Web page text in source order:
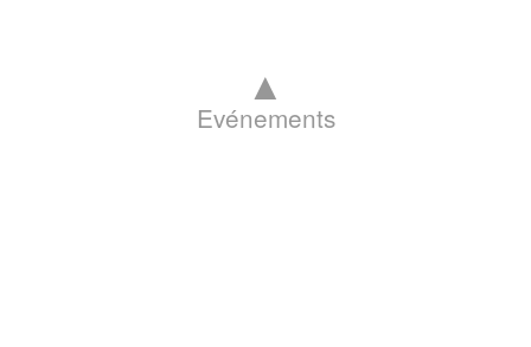
▲
Evénements